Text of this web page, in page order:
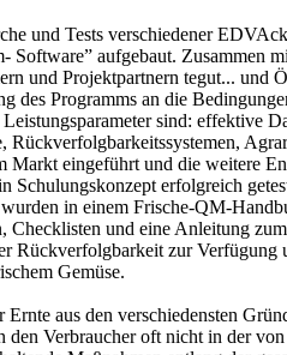
und Tests verschiedener
Software” aufgebaut. Zusammen
und Projektpartnern tegut...
des Programms an die
sind: effektive
Markt eingeführt und die weitere
Schulungskonzept erfolgreich
in einem Frische-QM-
Checklisten und eine Anleitung
Rückverfolgbarkeit zur Verfügung
Gemüse.
Ernte aus den verschiedensten
den Verbraucher oft nicht in der